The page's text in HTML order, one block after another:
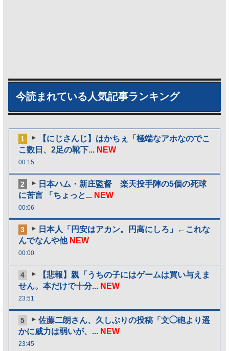
今読まれている人気記事ランキング
1
【にじさんじ】はかちぇ「極端なアホなのでこ
こ数日、2足の靴下... NEW
00:15
2
日本ハム・新庄監督 楽天投手陣の5個の死球
に苦言 「ちょっと... NEW
00:06
3
日本人「円安はアカン。円高にしろ」←これな
んでなんや他 NEW
00:00
4
【悲報】親「うちの子にはゲームは買い与えま
せん。本だけで十分... NEW
23:51
5
佐藤二朗さん、久しぶりの投稿「文◯砲より遥
かに威力は弱いが、... NEW
23:45